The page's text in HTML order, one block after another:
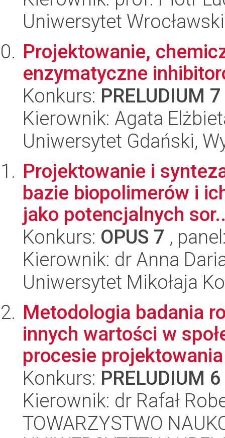
Uniwersytet
Projektowanie,
enzymatyczne
Konkurs: PRELUDIUM 7
Kierownik: Agata
Uniwersytet Gdański,
Projektowanie i
bazie biopolimerów i
jako potencjalnych
Konkurs: OPUS 7 ,
Kierownik: dr Anna
Uniwersytet Mikołaja
Metodologia badania
innych wartości w
procesie projektowania
Konkurs: PRELUDIUM 6
Kierownik: dr Rafał
TOWARZYSTWO